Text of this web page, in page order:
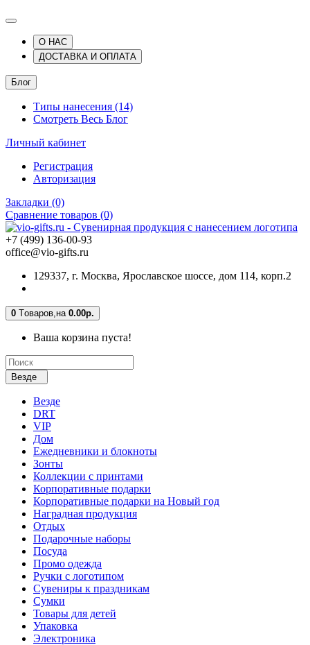
О НАС
ДОСТАВКА И ОПЛАТА
Блог
Типы нанесения (14)
Смотреть Весь Блог
Личный кабинет
Регистрация
Авторизация
Закладки (0)
Сравнение товаров (0)
+7 (499) 136-00-93
office@vio-gifts.ru
129337, г. Москва, Ярославское шоссе, дом 114, корп.2
0 Tоваров,на 0.00р.
Ваша корзина пуста!
Везде
Везде
DRT
VIP
Дом
Ежедневники и блокноты
Зонты
Коллекции с принтами
Корпоративные подарки
Корпоративные подарки на Новый год
Наградная продукция
Отдых
Подарочные наборы
Посуда
Промо одежда
Ручки с логотипом
Сувениры к праздникам
Сумки
Товары для детей
Упаковка
Электроника